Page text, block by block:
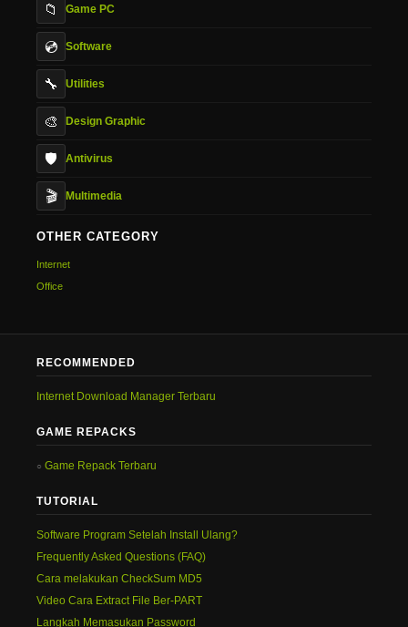
📁 Game PC
💿 Software
🔧 Utilities
🎨 Design Graphic
🛡️ Antivirus
🎬 Multimedia
OTHER CATEGORY
Internet
Office
RECOMMENDED
Internet Download Manager Terbaru
GAME REPACKS
Game Repack Terbaru
TUTORIAL
Software Program Setelah Install Ulang?
Frequently Asked Questions (FAQ)
Cara melakukan CheckSum MD5
Video Cara Extract File Ber-PART
Langkah Memasukan Password